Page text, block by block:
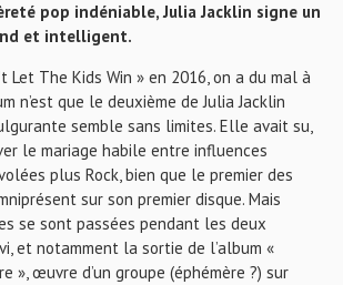
pop indéniable, Julia Jacklin signe un
et intelligent.
Let The Kids Win » en 2016, on a du mal à
n’est que le deuxième de Julia Jacklin
semble sans limites. Elle avait su,
le mariage habile entre influences
plus Rock, bien que le premier des
sur son premier disque. Mais
se sont passées pendant les deux
et notamment la sortie de l’album «
», œuvre d’un groupe (éphémère ?) sur